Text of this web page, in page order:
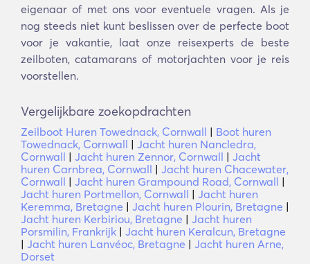
eigenaar of met ons voor eventuele vragen. Als je
nog steeds niet kunt beslissen over de perfecte boot
voor je vakantie, laat onze reisexperts de beste
zeilboten, catamarans of motorjachten voor je reis
voorstellen.
Vergelijkbare zoekopdrachten
Zeilboot Huren Towednack, Cornwall | Boot huren
Towednack, Cornwall | Jacht huren Nancledra,
Cornwall | Jacht huren Zennor, Cornwall | Jacht
huren Carnbrea, Cornwall | Jacht huren Chacewater,
Cornwall | Jacht huren Grampound Road, Cornwall |
Jacht huren Portmellon, Cornwall | Jacht huren
Keremma, Bretagne | Jacht huren Plourin, Bretagne |
Jacht huren Kerbiriou, Bretagne | Jacht huren
Porsmilin, Frankrijk | Jacht huren Keralcun, Bretagne
| Jacht huren Lanvéoc, Bretagne | Jacht huren Arne,
Dorset